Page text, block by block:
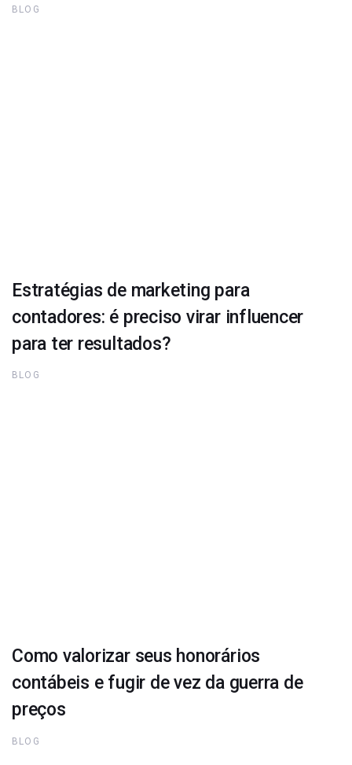
BLOG
Estratégias de marketing para
contadores: é preciso virar influencer
para ter resultados?
BLOG
Como valorizar seus honorários
contábeis e fugir de vez da guerra de
preços
BLOG